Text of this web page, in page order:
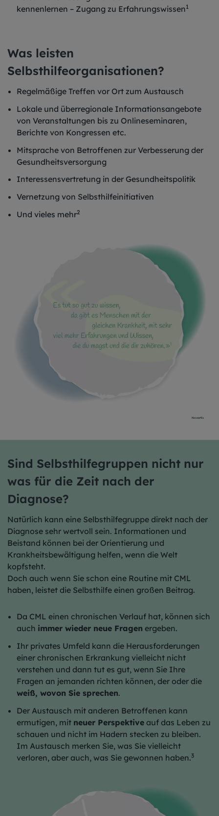
kennenlernen – Zugang zu Erfahrungswissen1
Was leisten
Selbsthilfeorganisationen?
Regelmäßige Treffen vor Ort zum Austausch
Lokale und überregionale Informationsangebote
von Veranstaltungen bis zu Onlineseminaren,
Berichte von Kongressen etc.
Mitsprache von Betroffenen zur Verbesserung der
Gesundheitsversorgung
Interessensvertretung in der Gesundheitspolitik
Vernetzung von Selbsthilfeinitiativen
Und vieles mehr2
Novartis
Sind Selbsthilfegruppen nicht nur
was für die Zeit nach der
Diagnose?
Natürlich kann eine Selbsthilfegruppe direkt nach der
Diagnose sehr wertvoll sein. Informationen und
Beistand können bei der Orientierung und
Krankheitsbewältigung helfen, wenn die Welt
kopfsteht.
Doch auch wenn Sie schon eine Routine mit CML
haben, leistet die Selbsthilfe einen großen Beitrag.
Da CML einen chronischen Verlauf hat, können sich
auch immer wieder neue Fragen ergeben.
Ihr privates Umfeld kann die Herausforderungen
einer chronischen Erkrankung vielleicht nicht
verstehen und dann tut es gut, wenn Sie Ihre
Fragen an jemanden richten können, der oder die
weiß, wovon Sie sprechen.
Der Austausch mit anderen Betroffenen kann
ermutigen, mit neuer Perspektive auf das Leben zu
schauen und nicht im Hadern stecken zu bleiben.
Im Austausch merken Sie, was Sie vielleicht
verloren, aber auch, was Sie gewonnen haben.3